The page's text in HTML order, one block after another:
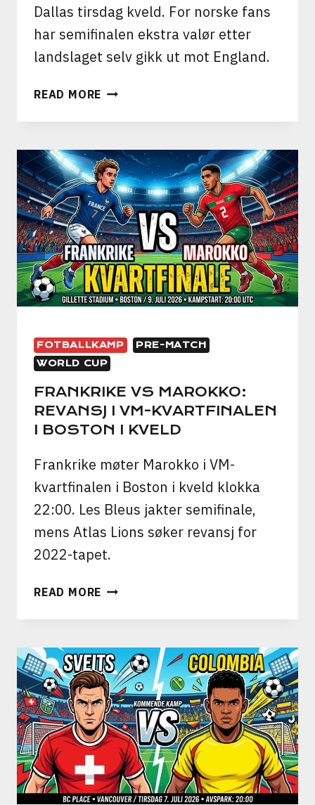
Dallas tirsdag kveld. For norske fans
har semifinalen ekstra valør etter
landslaget selv gikk ut mot England.
READ MORE FRANKRIKE
SPANIA:
SEMIFINALE
MED
NORSK
ETTERSMAK
FOTBALLKAMP
PRE-MATCH
WORLD CUP
FRANKRIKE VS MAROKKO:
REVANSJ I VM-KVARTFINALEN
I BOSTON I KVELD
Frankrike møter Marokko i VM-
kvartfinalen i Boston i kveld klokka
22:00. Les Bleus jakter semifinale,
mens Atlas Lions søker revansj for
2022-tapet.
READ MORE FRANKRIKE
MAROKKO:
I
VM-
KVARTFINALEN
I
BOSTON
I
KVELD